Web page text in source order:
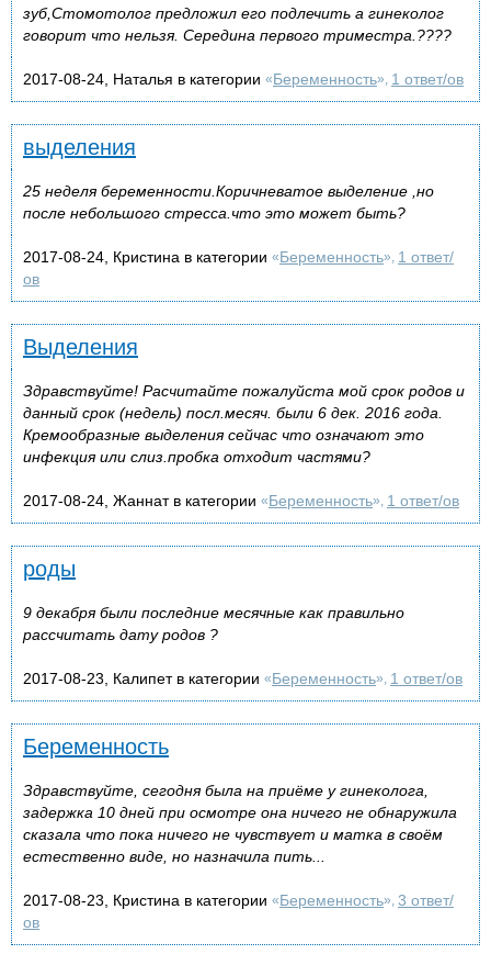
зуб,Стомотолог предложил его подлечить а гинеколог
говорит что нельзя. Середина первого триместра.????
2017-08-24, Наталья в категории «Беременность», 1 ответ/ов
выделения
25 неделя беременности.Коричневатое выделение ,но
после небольшого стресса.что это может быть?
2017-08-24, Кристина в категории «Беременность», 1 ответ/
ов
Выделения
Здравствуйте! Расчитайте пожалуйста мой срок родов и
данный срок (недель) посл.месяч. были 6 дек. 2016 года.
Кремообразные выделения сейчас что означают это
инфекция или слиз.пробка отходит частями?
2017-08-24, Жаннат в категории «Беременность», 1 ответ/ов
роды
9 декабря были последние месячные как правильно
рассчитать дату родов ?
2017-08-23, Калипет в категории «Беременность», 1 ответ/ов
Беременность
Здравствуйте, сегодня была на приёме у гинеколога,
задержка 10 дней при осмотре она ничего не обнаружила
сказала что пока ничего не чувствует и матка в своём
естественно виде, но назначила пить...
2017-08-23, Кристина в категории «Беременность», 3 ответ/
ов